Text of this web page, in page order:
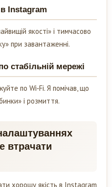
Instagram
якості» і тимчасово
при завантаженні.
стабільній мережі
по Wi‑Fi. Я помічав, що
і розмиття.
втрачати
хорошу якість в Instagram